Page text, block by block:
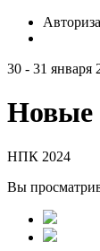
30 - 31 января
Новые
НПК 2024
Вы